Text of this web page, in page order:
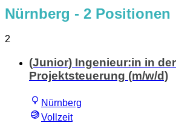
Nürnberg - 2 Positionen
2
(Junior) Ingenieur:in in
Projektsteuerung (m/w/d)
Nürnberg
Vollzeit